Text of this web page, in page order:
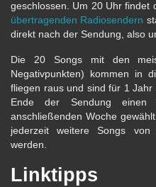
geschlossen. Um 20 Uhr findet
übertragenden Radiosendern
direkt nach der Sendung, also
Die 20 Songs mit den
Negativpunkten) kommen in
fliegen raus und sind für 1
Ende der Sendung
anschließenden Woche
jederzeit weitere Songs von
werden.
Linktipps